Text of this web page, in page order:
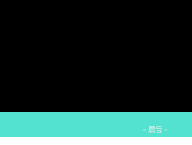
- 廣告 -